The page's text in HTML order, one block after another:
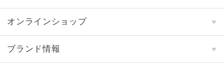
オンラインショップ
ブランド情報